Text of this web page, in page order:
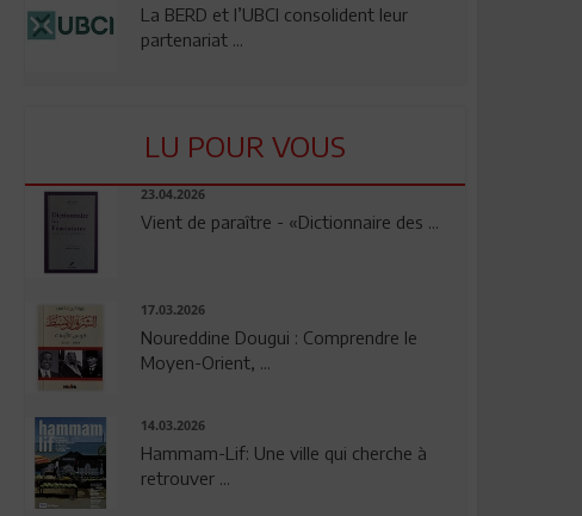
La BERD et l’UBCI consolident leur
partenariat ...
LU POUR VOUS
23.04.2026
Vient de paraître - «Dictionnaire des ...
17.03.2026
Noureddine Dougui : Comprendre le
Moyen-Orient, ...
14.03.2026
Hammam-Lif: Une ville qui cherche à
retrouver ...